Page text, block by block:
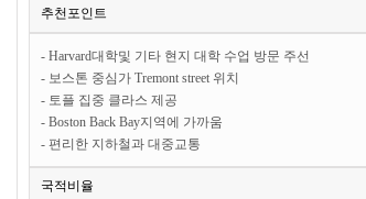
추천포인트
- Harvard대학및 기타 현지 대학 수업 방문 주선
- 보스톤 중심가 Tremont street 위치
- 토플 집중 클라스 제공
- Boston Back Bay지역에 가까움
- 편리한 지하철과 대중교통
국적비율